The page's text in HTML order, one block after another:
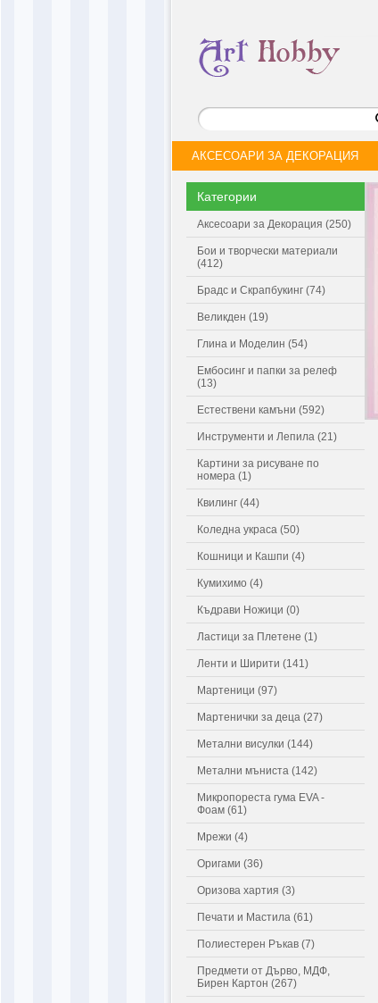
АКСЕСОАРИ ЗА ДЕКОРАЦИЯ
Категории
Аксесоари за Декорация (250)
Бои и творчески материали
(412)
Брадс и Скрапбукинг (74)
Великден (19)
Глина и Моделин (54)
Ембосинг и папки за релеф
(13)
Естествени камъни (592)
Инструменти и Лепила (21)
Картини за рисуване по
номера (1)
Квилинг (44)
Коледна украса (50)
Кошници и Кашпи (4)
Кумихимо (4)
Къдрави Ножици (0)
Ластици за Плетене (1)
Ленти и Ширити (141)
Мартеници (97)
Мартенички за деца (27)
Метални висулки (144)
Метални мъниста (142)
Микропореста гума EVA -
Фоам (61)
Мрежи (4)
Оригами (36)
Оризова хартия (3)
Печати и Мастила (61)
Полиестерен Ръкав (7)
Предмети от Дърво, МДФ,
Бирен Картон (267)